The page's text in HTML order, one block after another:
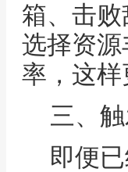
箱、击
选择资
率，这
三、
即便